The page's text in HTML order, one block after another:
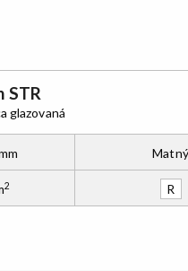
STR
glazovaná
Matný
2 R